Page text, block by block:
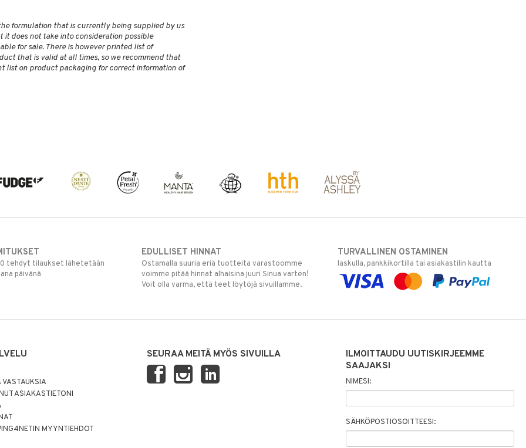
formulation that is currently being supplied by us
it does not take into consideration possible
for sale. There is however printed list of
that is valid at all times, so we recommend that
list on product packaging for correct information of
tehdyt tilaukset lähetetään
päivänä
EDULLISET HINNAT
Ostamalla suuria eriä tuotteita varastoomme
voimme pitää hinnat alhaisina juuri Sinua varten!
Voit olla varma, että teet löytöjä sivuillamme.
TURVALLINEN OSTAMINEN
laskulla, pankkikortilla tai asiakastilin kautta
ASIAKASTIETONI
MYYNTIEHDOT
SEURAA MEITÄ MYÖS SIVUILLA
ILMOITTAUDU UUTISKIRJEEMME
SAAJAKSI
NIMESI:
SÄHKÖPOSTIOSOITTEESI: